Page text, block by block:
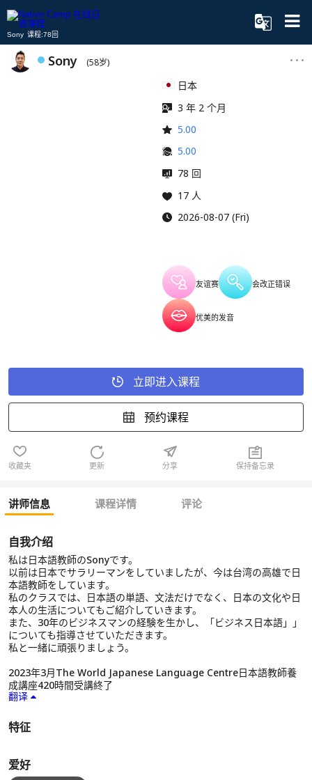
Sony 课程:78回
Sony (58岁)
日本
3 年 2 个月
5.00
5.00
78 回
17 人
2026-08-07 (Fri)
友谊赛 会改正错误
优美的发音
立即进入课程
预约课程
收藏夹 更新 分享 保持备忘录
讲师信息 课程详情 评论
自我介绍
私は日本語教師のSonyです。
以前は日本でサラリーマンをしていましたが、今は台湾の高雄で日
本語教師をしています。
私のクラスでは、日本語の単語、文法だけでなく、日本の文化や日
本人の生活についてもご紹介していきます。
また、30年のビジネスマンの経験を生かし、「ビジネス日本語」」
についても指導させていただきます。
私と一緒に頑張りましょう。
2023年3月The World Japanese Language Centre日本語教師養
成講座420時間受講終了
翻译
特征
爱好